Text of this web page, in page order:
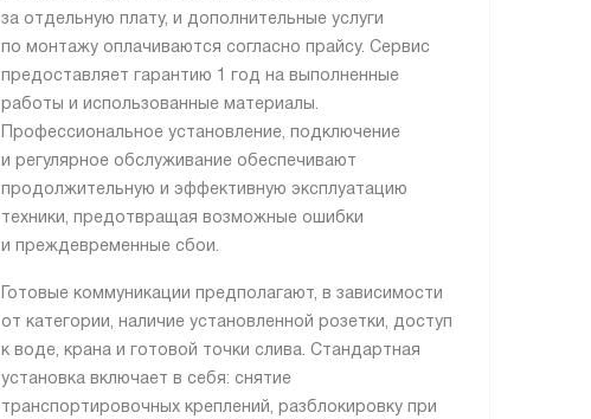
за отдельную плату, и дополнительные услуги
по монтажу оплачиваются согласно прайсу. Сервис
предоставляет гарантию 1 год на выполненные
работы и использованные материалы.
Профессиональное установление, подключение
и регулярное обслуживание обеспечивают
продолжительную и эффективную эксплуатацию
техники, предотвращая возможные ошибки
и преждевременные сбои.
Готовые коммуникации предполагают, в зависимости
от категории, наличие установленной розетки, доступ
к воде, крана и готовой точки слива. Стандартная
установка включает в себя: снятие
транспортировочных креплений, разблокировку при